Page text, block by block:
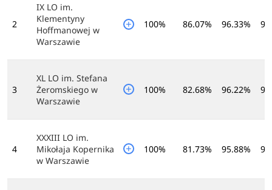
2
IX LO im.
Klementyny
Hoffmanowej w
Warszawie
100% 86.07% 96.33%
3
XL LO im. Stefana
Żeromskiego w
Warszawie
100% 82.68% 96.22%
4
XXXIII LO im.
Mikołaja Kopernika
w Warszawie
100% 81.73% 95.88%